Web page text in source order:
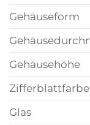
Gehäuseform
Gehäusehöhe
Zifferblattfarbe
Glas